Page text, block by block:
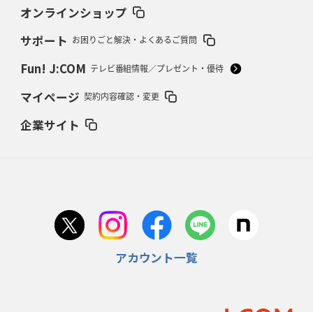
37年女子W杯招致への課題と期待
2026年2月12日(木)更新
2026年2月5日(木)更新
占い方
首位スピアーズ、充実の攻撃力 「湧き出る」パスでトライ量産
オンラインショップ
サポート お困りごと解決・よくあるご質問
Fun! J:COM テレビ番組情報／プレゼント・優待
マイページ 契約内容確認・変更
企業サイト
アカウント一覧